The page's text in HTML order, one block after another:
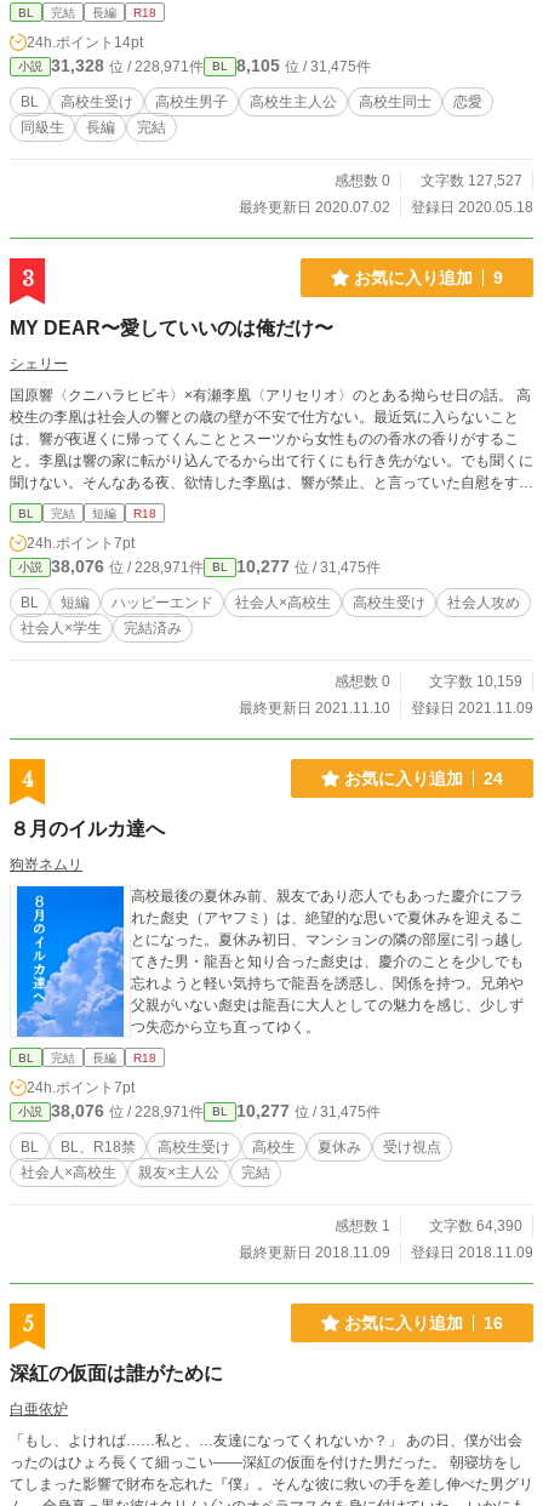
BL 完結 長編 R18
24h.ポイント 14pt
小説 31,328 位 / 228,971件 BL 8,105 位 / 31,475件
BL 高校生受け 高校生男子 高校生主人公 高校生同士
恋愛
同級生
長編 完結
感想数 0
文字数 127,527
最終更新日 2020.07.02
登録日 2020.05.18
3 お気に入り追加 9
MY DEAR〜愛していいのは俺だけ〜
シェリー
国原響〈クニハラヒビキ〉×有瀬李凰〈アリセリオ〉のとある拗らせ日の話。 高
校生の李凰は社会人の響との歳の壁が不安で仕方ない。最近気に入らないこと
は、響が夜遅くに帰ってくんこととスーツから女性ものの香水の香りがするこ
と。李凰は響の家に転がり込んでるから出て行くにも行き先がない。でも聞くに
聞けない。そんなある夜、欲情した李凰は、響が禁止、と言っていた自慰をす
る。夢中になっていた李凰は響が帰宅したことに気づかずに_______。 ⚠︎r-18
描写(受けの自慰描写等)あり。
BL 完結 短編 R18
24h.ポイント 7pt
小説 38,076 位 / 228,971件 BL 10,277 位 / 31,475件
BL 短編 ハッピーエンド 社会人×高校生 高校生受け
社会人攻め
社会人×学生
完結済み
感想数 0
文字数 10,159
最終更新日 2021.11.10
登録日 2021.11.09
4 お気に入り追加 24
８月のイルカ達へ
狗嵜ネムリ
高校最後の夏休み前、親友であり恋人でもあった慶介にフラ
れた彪史（アヤフミ）は、絶望的な思いで夏休みを迎えるこ
とになった。夏休み初日、マンションの隣の部屋に引っ越し
てきた男・龍吾と知り合った彪史は、慶介のことを少しでも
忘れようと軽い気持ちで龍吾を誘惑し、関係を持つ。兄弟や
父親がいない彪史は龍吾に大人としての魅力を感じ、少しず
つ失恋から立ち直ってゆく。
BL 完結 長編 R18
24h.ポイント 7pt
小説 38,076 位 / 228,971件 BL 10,277 位 / 31,475件
BL BL、R18禁 高校生受け 高校生 夏休み
受け視点
社会人×高校生
親友×主人公 完結
感想数 1
文字数 64,390
最終更新日 2018.11.09
登録日 2018.11.09
5 お気に入り追加 16
深紅の仮面は誰がために
白亜依炉
「もし、よければ……私と、…友達になってくれないか？」 あの日、僕が出会
ったのはひょろ長くて細っこい――深紅の仮面を付けた男だった。 朝寝坊をし
てしまった影響で財布を忘れた『僕』。そんな彼に救いの手を差し伸べた男グリ